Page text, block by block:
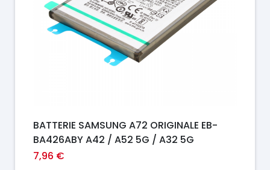
BATTERIE SAMSUNG A72 ORIGINALE EB-
BA426ABY A42 / A52 5G / A32 5G
7,96 €